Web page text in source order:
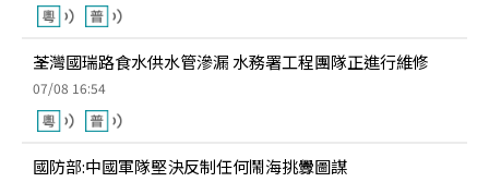
荃灣國瑞路食水供水管滲漏 水務署工程團隊正進行維修
07/08 16:54
國防部:中國軍隊堅決反制任何鬧海挑釁圖謀